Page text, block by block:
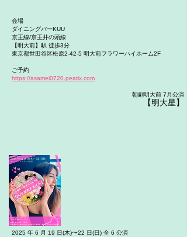
会場
ダイニングバーKUU
京王線/京王井の頭線
【明大前】駅 徒歩3分
東京都世田谷区松原2-42-5 明大前フラワーハイホーム2F
ご予約
https://asamei0720.peatix.com
朝劇明大前 7月公演
【明大星】
2025 年 6 月 19 日(木)〜22 日(日) 全 6 公演